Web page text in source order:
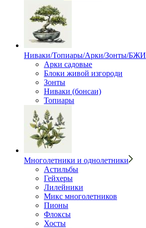
Ниваки/Топиары/Арки/Зонты/БЖИ
Арки садовые
Блоки живой изгороди
Зонты
Ниваки (бонсаи)
Топиары
Многолетники и однолетники
Астильбы
Гейхеры
Лилейники
Микс многолетников
Пионы
Флоксы
Хосты